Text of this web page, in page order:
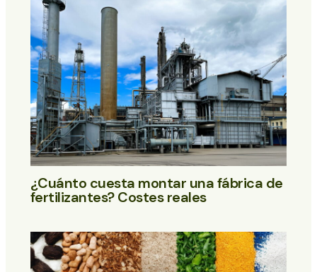
¿Cuánto cuesta montar una fábrica de
fertilizantes? Costes reales